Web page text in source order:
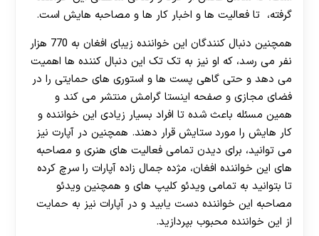
گرفته، تا فعالیت ها و اخبار کار ها و مصاحبه هایش است.
همچنین دنبال کنندگان این خواننده زیبای افغان به 770 هزار
نفر می رسد، که او نیز به تک تک این دنبال کننده ها اهمیت
می دهد و حتی گاهی پست ها و استوری های حمایتی را در
فضای مجازی و صفحه اینستا گرامش منتشر می کند و
همین مسئله باعث شده تا افراد بسیار زیادی این خواننده و
کار هایش را مورد ستایش قرار دهند. همچنین در آپارت نیز
می توانید، برای دیدن تمامی فعالیت های هنری و مصاحبه
های این خواننده افغان، مژده جمال زاده آپارات را سرچ کرده
تا بتوانید به تمامی ویدئو کلیپ های و همچنین ویدئو
مصاحبه این خواننده دست یابید و در آپارات نیز به حمایت
از این خواننده محبوب بپردازید.